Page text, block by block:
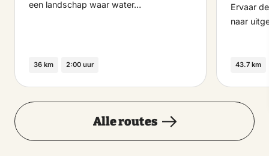
een landschap waar water…
36 km 2:00 uur
Ervaar
naar
43.7 km
Alle routes